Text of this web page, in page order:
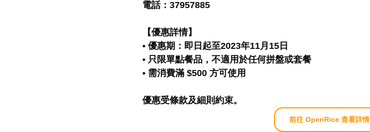
電話：37957885
【優惠詳情】
• 優惠期：即日起至2023年11月15日
• 只限單點餐品，不適用於任何拼盤或套餐
• 需消費滿 $500 方可使用
優惠受條款及細則約束。
前往 OpenRice 查看詳情